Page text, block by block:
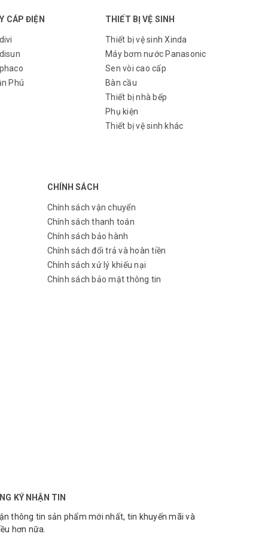
CÁP ĐIỆN
Phú
THIẾT BỊ VỆ SINH
Thiết bị vệ sinh Xinda
Máy bơm nước Panasonic
Sen vòi cao cấp
Bàn cầu
Thiết bị nhà bếp
Phụ kiện
Thiết bị vệ sinh khác
CHÍNH SÁCH
Chính sách vận chuyển
Chính sách thanh toán
Chính sách bảo hành
Chính sách đổi trả và hoàn tiền
Chính sách xử lý khiếu nại
Chính sách bảo mật thông tin
KÝ NHẬN TIN
thông tin sản phẩm mới nhất, tin khuyến mãi và
hơn nữa.